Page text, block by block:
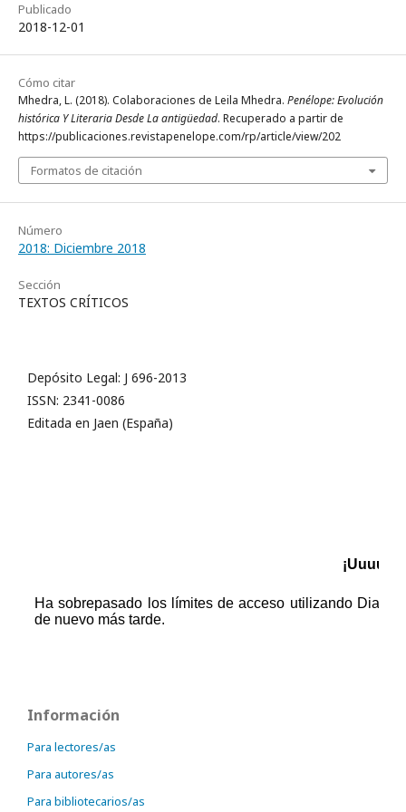
Publicado
2018-12-01
Cómo citar
Mhedra, L. (2018). Colaboraciones de Leila Mhedra. Penélope: Evolución
histórica Y Literaria Desde La antigüedad. Recuperado a partir de
https://publicaciones.revistapenelope.com/rp/article/view/202
Formatos de citación
Número
2018: Diciembre 2018
Sección
TEXTOS CRÍTICOS
Depósito Legal: J 696-2013
ISSN: 2341-0086
Editada en Jaen (España)
Información
Para lectores/as
Para autores/as
Para bibliotecarios/as